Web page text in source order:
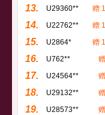
13. U29360** 赠
14. U22762** 赠
15. U2864* 赠
16. U762**
17. U24564**
18. U29132**
19. U28573**